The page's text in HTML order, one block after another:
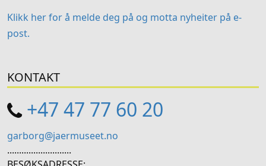
Klikk her for å melde deg på og motta nyheiter på e-
post.
KONTAKT
+47 47 77 60 20
garborg@jaermuseet.no
...........................